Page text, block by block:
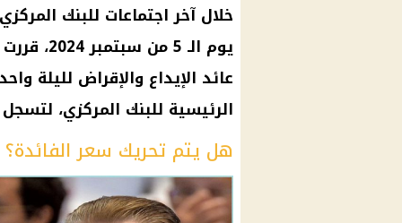
خلال آخر اجتماعات للبنك
يوم الـ
عائد الإيداع والإقراض لليلة
الرئيسية للبنك المركزي، لتسجل 27.25% و28.25% و27.75% على
هل يتم تحريك سعر الفائدة؟